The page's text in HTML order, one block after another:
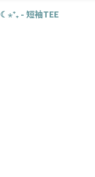
- 短袖TEE